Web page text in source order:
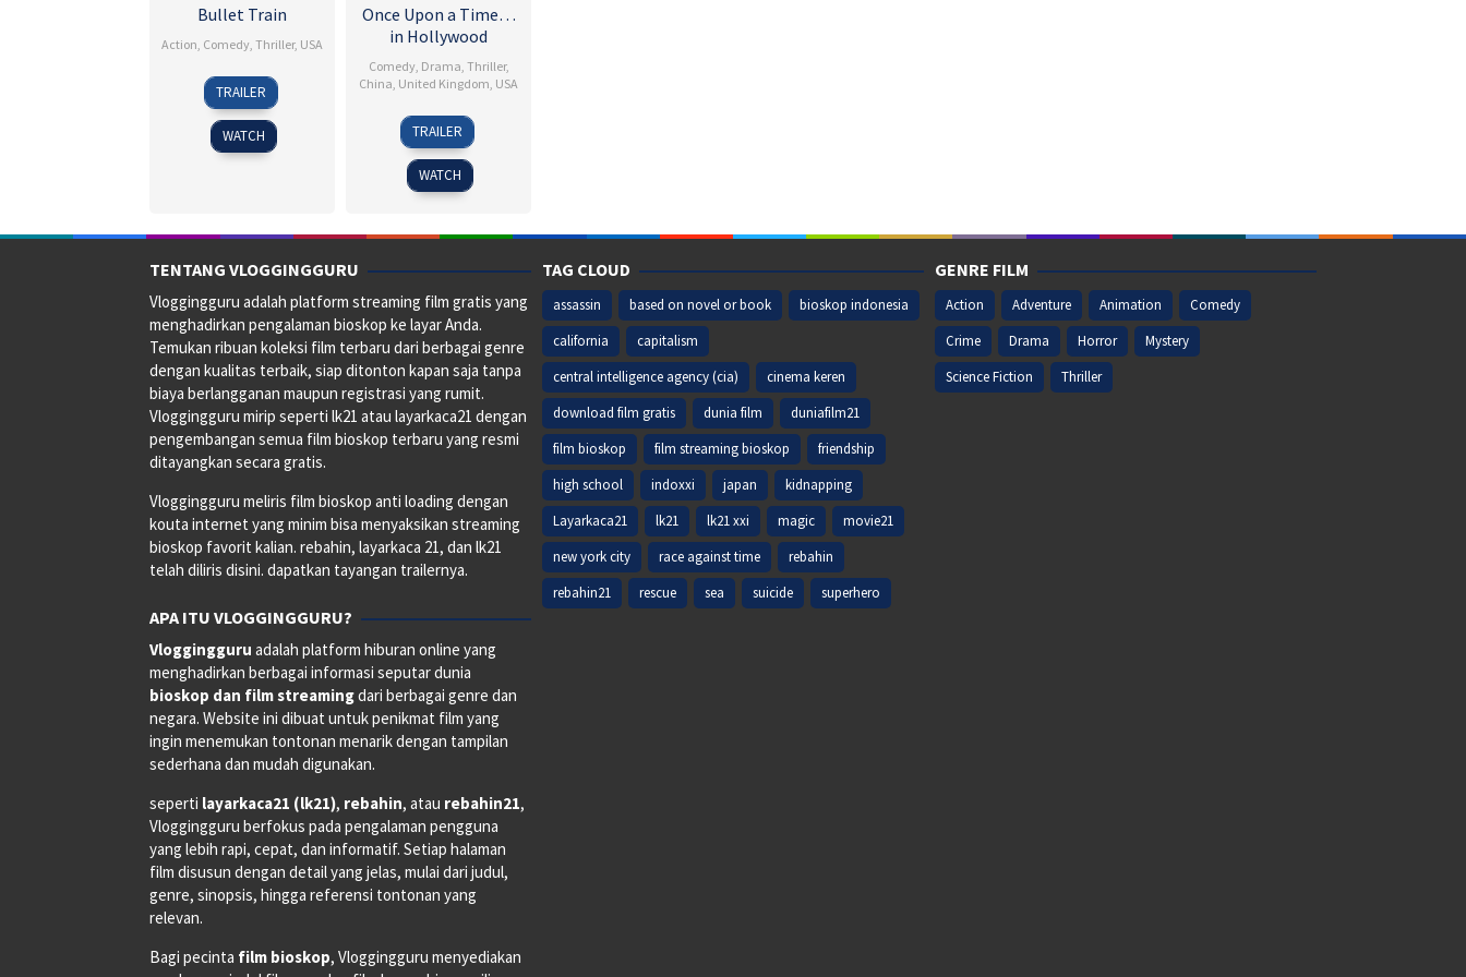
Bullet Train
Action, Comedy, Thriller, USA
3
Aug
2022
Andrea
Manners
TRAILER
WATCH
Once Upon a Time…
in Hollywood
Comedy, Drama, Thriller,
China, United Kingdom, USA
24
Jul
2019
Christopher
T.
Sadler
TRAILER
WATCH
TENTANG VLOGGINGGURU
Vloggingguru adalah platform streaming film gratis yang
menghadirkan pengalaman bioskop ke layar Anda.
Temukan ribuan koleksi film terbaru dari berbagai genre
dengan kualitas terbaik, siap ditonton kapan saja tanpa
biaya berlangganan maupun registrasi yang rumit.
Vloggingguru mirip seperti lk21 atau layarkaca21 dengan
pengembangan semua film bioskop terbaru yang resmi
ditayangkan secara gratis.
Vloggingguru meliris film bioskop anti loading dengan
kouta internet yang minim bisa menyaksikan streaming
bioskop favorit kalian. rebahin, layarkaca 21, dan lk21
telah diliris disini. dapatkan tayangan trailernya.
APA ITU VLOGGINGGURU?
Vloggingguru adalah platform hiburan online yang
menghadirkan berbagai informasi seputar dunia
bioskop dan film streamingdari berbagai genre dan
negara. Website ini dibuat untuk penikmat film yang
ingin menemukan tontonan menarik dengan tampilan
sederhana dan mudah digunakan.
seperti layarkaca21 (lk21), rebahin, atau rebahin21,
Vloggingguru berfokus pada pengalaman pengguna
yang lebih rapi, cepat, dan informatif. Setiap halaman
film disusun dengan detail yang jelas, mulai dari judul,
genre, sinopsis, hingga referensi tontonan yang
relevan.
Bagi pecinta film bioskop, Vloggingguru menyediakan
TAG CLOUD
assassin based on novel or book
bioskop indonesia
california
capitalism
central intelligence agency (cia)
cinema keren
download film gratis
dunia film
duniafilm21
film bioskop
film streaming bioskop
friendship
high school
indoxxi japan
kidnapping
Layarkaca21
lk21 lk21 xxi magic
movie21
new york city
race against time
rebahin
rebahin21
rescue sea suicide superhero
GENRE FILM
Action Adventure Animation
Comedy
Crime
Drama Horror
Mystery
Science Fiction
Thriller